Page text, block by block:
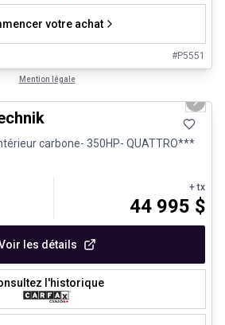
votre achat
#P5551
Mention légale
Next
carbone- 350HP- QUATTRO***
+ tx
44 995 $
les détails
l'historique